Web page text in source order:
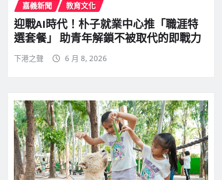
嘉義新聞 教育文化
迎戰AI時代！朴子就業中心推「職涯特
選套餐」 助青年解鎖不被取代的即戰力
下港之聲 6 月 8, 2026